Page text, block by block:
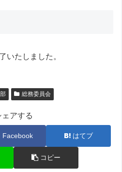
いたしました。
総務委員会
ェアする
Facebook はてブ
コピー